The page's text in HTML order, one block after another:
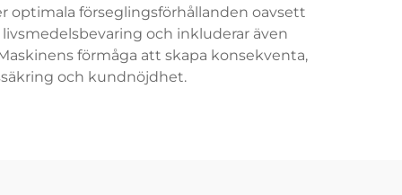
optimala förseglingsförhållanden oavsett
och inkluderar även
förmåga att skapa konsekventa,
och kundnöjdhet.